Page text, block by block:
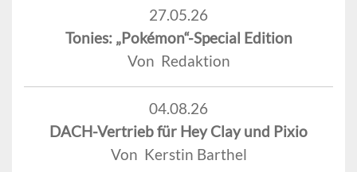
27.05.26
Tonies: „Pokémon“-Special Edition
Von Redaktion
04.08.26
DACH-Vertrieb für Hey Clay und Pixio
Von Kerstin Barthel